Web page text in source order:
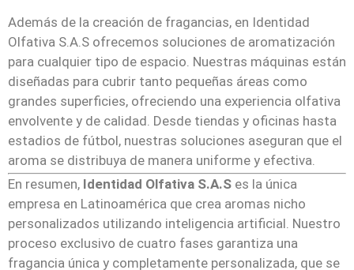
Además de la creación de fragancias, en Identidad
Olfativa S.A.S ofrecemos soluciones de aromatización
para cualquier tipo de espacio. Nuestras máquinas están
diseñadas para cubrir tanto pequeñas áreas como
grandes superficies, ofreciendo una experiencia olfativa
envolvente y de calidad. Desde tiendas y oficinas hasta
estadios de fútbol, nuestras soluciones aseguran que el
aroma se distribuya de manera uniforme y efectiva.
En resumen, Identidad Olfativa S.A.S es la única
empresa en Latinoamérica que crea aromas nicho
personalizados utilizando inteligencia artificial. Nuestro
proceso exclusivo de cuatro fases garantiza una
fragancia única y completamente personalizada, que se